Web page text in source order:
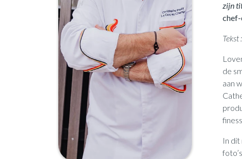
zijn
chef-
Tekst
de
aan
In dit